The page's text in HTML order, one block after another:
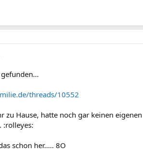
threads/10552
zu Hause, hatte noch gar keinen
:rolleyes:
schon her..... 8O